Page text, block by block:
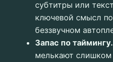
субтитры или
ключевой смысл
беззвучном
Запас по таймингу.
мелькают слишком